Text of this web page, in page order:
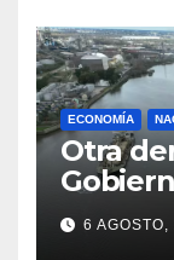
ECONOMÍA
Otra
6 AGOSTO,